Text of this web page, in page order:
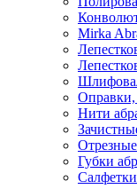
Mirka
Нити
Губки
Салфетки